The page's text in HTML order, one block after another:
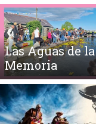
Las Aguas de la
Memoria